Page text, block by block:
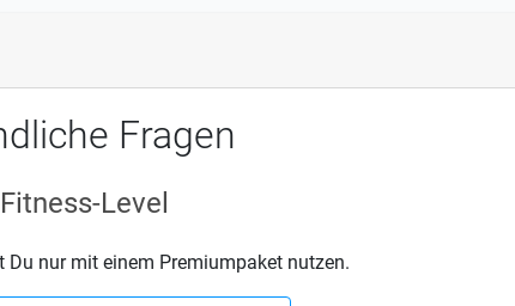
Fragen
Fitness-Level
Du nur mit einem Premiumpaket nutzen.